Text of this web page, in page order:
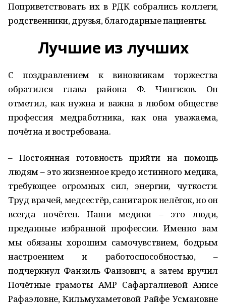
Поприветствовать их в РДК собрались коллеги,
родственники, друзья, благодарные пациенты.
Лучшие из лучших
С поздравлением к виновникам торжества
обратился глава района Ф. Чингизов. Он
отметил, как нужна и важна в любом обществе
профессия медработника, как она уважаема,
почётна и востребована.
– Постоянная готовность прийти на помощь
людям – это жизненное кредо истинного медика,
требующее огромных сил, энергии, чуткости.
Труд врачей, медсестёр, санитарок нелёгок, но он
всегда почётен. Наши медики – это люди,
преданные избранной профессии. Именно вам
мы обязаны хорошим самочувствием, бодрым
настроением и работоспособностью, –
подчеркнул Фанзиль Фаизович, а затем вручил
Почётные грамоты АМР Сафаргалиевой Анисе
Рафаэловне, Кильмухаметовой Райфе Усмановне